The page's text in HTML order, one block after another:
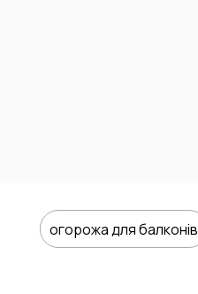
огорожа для балконів